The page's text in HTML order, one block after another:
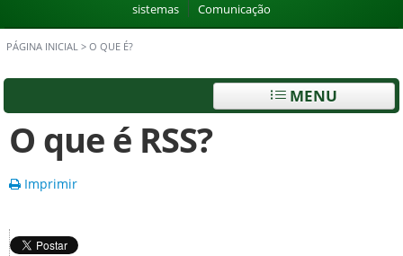
sistemas
Comunicação
PÁGINA INICIAL > O QUE É?
MENU
O que é RSS?
Imprimir